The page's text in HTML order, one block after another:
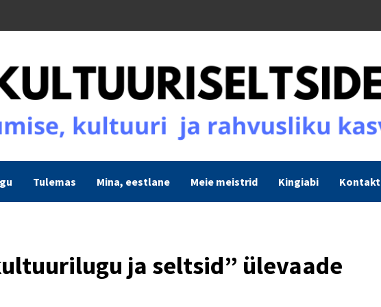
Tulemas Mina, eestlane Meie meistrid Kingiabi Kontakt
ja seltsid” ülevaade